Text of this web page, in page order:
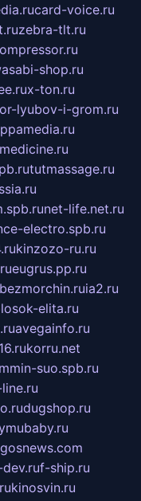
card-voice.ru
zebra-tlt.ru
shop.ru
x-ton.ru
lyubov-i-grom.ru
tutmassage.ru
net-life.net.ru
electro.spb.ru
kinzozo-ru.ru
eugrus.pp.ru
bezmorchin.ruia2.ru
elita.ru
avegainfo.ru
korru.net
suo.spb.ru
dugshop.ru
f-ship.ru
kinosvin.ru